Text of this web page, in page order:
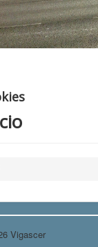
Vigascer